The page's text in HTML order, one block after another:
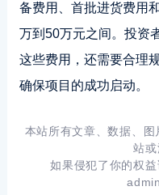
备费用、首批进货费用
万到50万元之间。投资
这些费用，还需要合理
确保项目的成功启动。
本站所有文章、数据、
站或
如果侵犯了你的权